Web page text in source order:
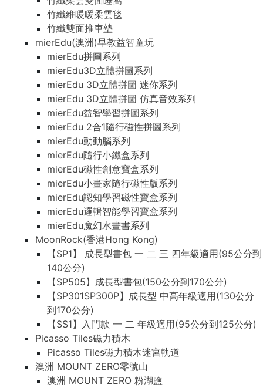
竹纖維暖暖柔雲毯
竹纖雙面推車墊
mierEdu(澳洲)早教益智童玩
mierEdu拼圖系列
mierEdu3D立體拼圖系列
mierEdu 3D立體拼圖 迷你系列
mierEdu 3D立體拼圖 仿真音效系列
mierEdu益智學習拼圖系列
mierEdu 2合1隨行磁性拼圖系列
mierEdu動動腦系列
mierEdu隨行小鐵盒系列
mierEdu磁性創意寶盒系列
mierEdu小畫家隨行磁性版系列
mierEdu認知學習磁性寶盒系列
mierEdu邏輯智能學習寶盒系列
mierEdu魔幻水畫書系列
MoonRock(香港Hong Kong)
【SP1】 成長型書包 一 二 三 四年級適用(95公分到
140公分)
【SP505】成長型書包(150公分到170公分)
【SP301SP300P】成長型 中高年級適用(130公分
到170公分)
【SS1】入門款 一 二 年級適用(95公分到125公分)
Picasso Tiles磁力積木
Picasso Tiles磁力積木迷宮軌道
澳洲 MOUNT ZERO零號山
澳洲 MOUNT ZERO 粉湖鹽